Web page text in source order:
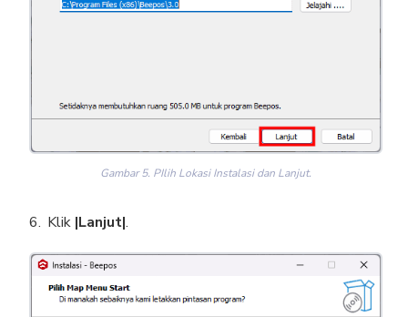
Gambar 5. PIlih Lokasi Instalasi dan Lanjut.
Klik |Lanjut|.